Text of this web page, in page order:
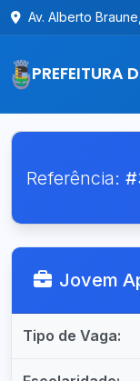
Av. Alberto
PREFEITURA
Referência:
Jovem
Tipo de Vaga: